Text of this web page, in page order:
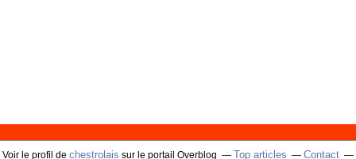
Voir le profil de chestrolais sur le portail Overblog Top articles Contact